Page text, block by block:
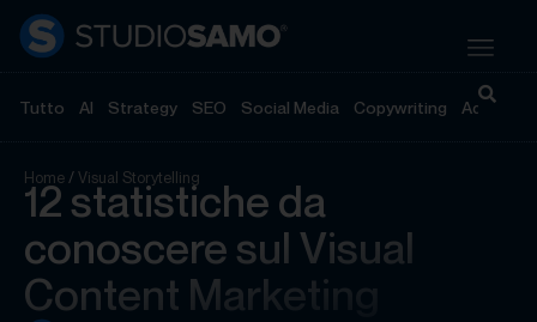
Tutto AI Strategy SEO Social Media Copywriting
Home/Visual Storytelling
12 statistiche da
conoscere sul Visual
Content Marketing